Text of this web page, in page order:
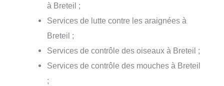
à Breteil ;
Services de lutte contre les araignées à
Breteil ;
Services de contrôle des oiseaux à Breteil ;
Services de contrôle des mouches à Breteil
;